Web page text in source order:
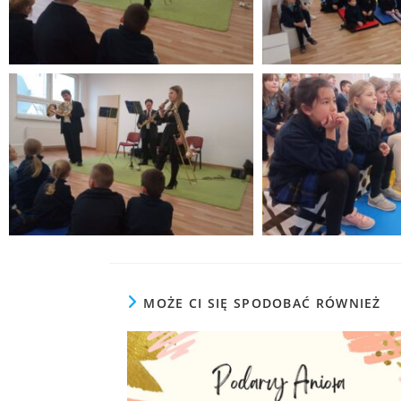
MOŻE CI SIĘ SPODOBAĆ RÓWNIEŻ